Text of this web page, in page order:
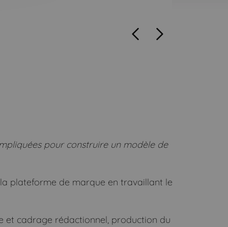
pour construire un modèle de
la plateforme de marque en travaillant le
et cadrage rédactionnel, production du